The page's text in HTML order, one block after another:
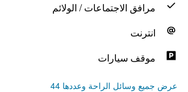
مرافق الاجتماعات / الولائم
انترنت
موقف سيارات
عرض جميع وسائل الراحة وعددها 44